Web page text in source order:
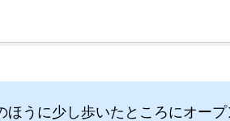
うに少し歩いたところにオープ